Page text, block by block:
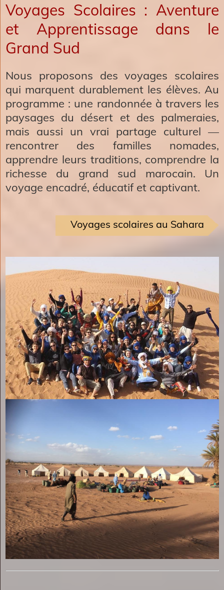
Voyages Scolaires : Aventure
et Apprentissage dans le
Grand Sud
Nous proposons des voyages scolaires
qui marquent durablement les élèves. Au
programme : une randonnée à travers les
paysages du désert et des palmeraies,
mais aussi un vrai partage culturel —
rencontrer des familles nomades,
apprendre leurs traditions, comprendre la
richesse du grand sud marocain. Un
voyage encadré, éducatif et captivant.
Voyages scolaires au Sahara